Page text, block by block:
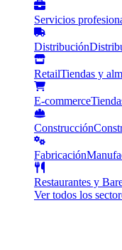
Servicios
Distribución
RetailTiendas y
E-commerce
Construcción
Fabricación
Restaurantes y
Ver todos los